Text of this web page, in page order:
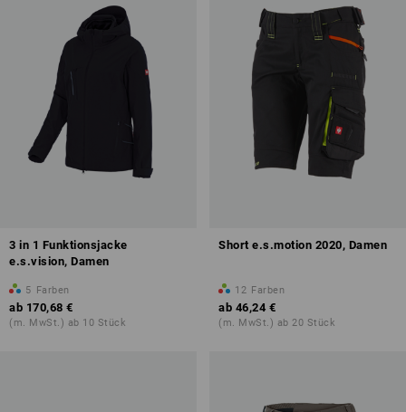
3 in 1 Funktionsjacke
e.s.vision, Damen
5 Farben
ab 170,68 €
(m. MwSt.) ab 10 Stück
Short e.s.motion 2020, Damen
12 Farben
ab 46,24 €
(m. MwSt.) ab 20 Stück